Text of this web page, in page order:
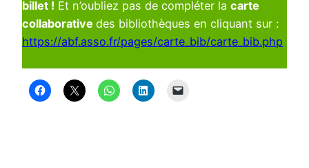
billet ! Et n’oubliez pas de compléter la carte
collaborative des bibliothèques en cliquant sur :
https://abf.asso.fr/pages/carte_bib/carte_bib.php